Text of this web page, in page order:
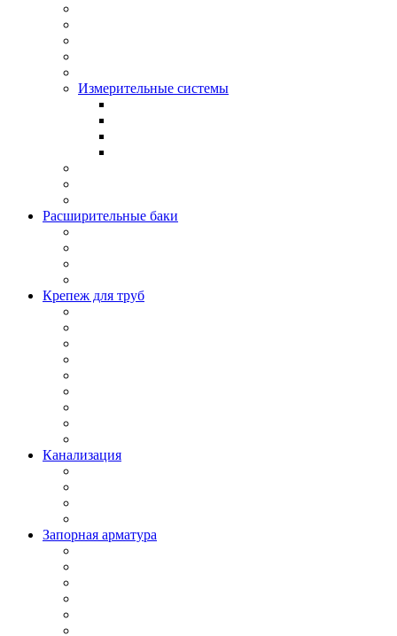
Измерительные системы
Расширительные баки
Крепеж для труб
Канализация
Запорная арматура